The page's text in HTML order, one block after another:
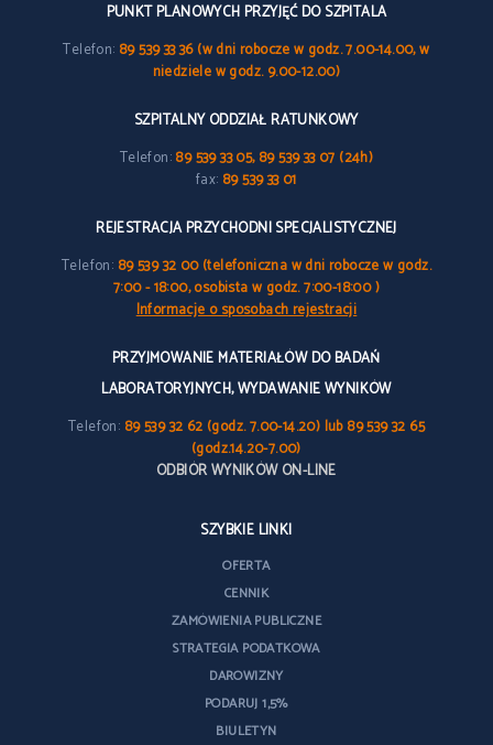
PUNKT PLANOWYCH PRZYJĘĆ DO SZPITALA
Telefon: 89 539 33 36 (w dni robocze w godz. 7.00-14.00, w
niedziele w godz. 9.00-12.00)
SZPITALNY ODDZIAŁ RATUNKOWY
Telefon:89 539 33 05, 89 539 33 07 (24h)
fax: 89 539 33 01
REJESTRACJA PRZYCHODNI SPECJALISTYCZNEJ
Telefon: 89 539 32 00 (telefoniczna w dni robocze w godz.
7:00 - 18:00, osobista w godz. 7:00-18:00 )
Informacje o sposobach rejestracji
PRZYJMOWANIE MATERIAŁÓW DO BADAŃ
LABORATORYJNYCH, WYDAWANIE WYNIKÓW
Telefon: 89 539 32 62 (godz. 7.00-14.20) lub 89 539 32 65
(godz.14.20-7.00)
ODBIÓR WYNIKÓW ON-LINE
SZYBKIE LINKI
OFERTA
CENNIK
ZAMÓWIENIA PUBLICZNE
STRATEGIA PODATKOWA
DAROWIZNY
PODARUJ 1,5%
BIULETYN